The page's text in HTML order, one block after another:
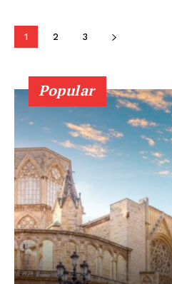
PUBLICĂ GRATUIT
Utile
Publică gratuit anunțul tău!
Contact
Emisiuni
Prelucrarea datelor cu
1 2 3
Popular